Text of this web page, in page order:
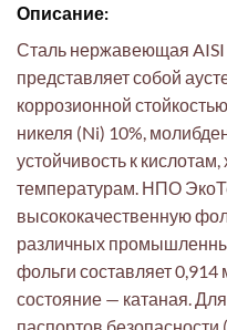
Описание:
Сталь нержавеющая AISI
представляет собой
коррозионной
никеля (Ni) 10%,
устойчивость к
температурам. НПО
высококачественную
различных
фольги составляет
состояние — катаная.